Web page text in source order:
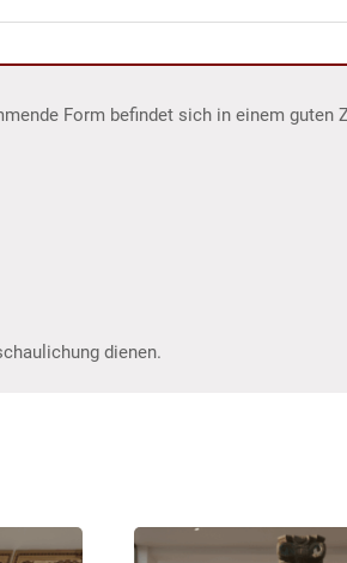
Form befindet sich in einem guten
dienen.